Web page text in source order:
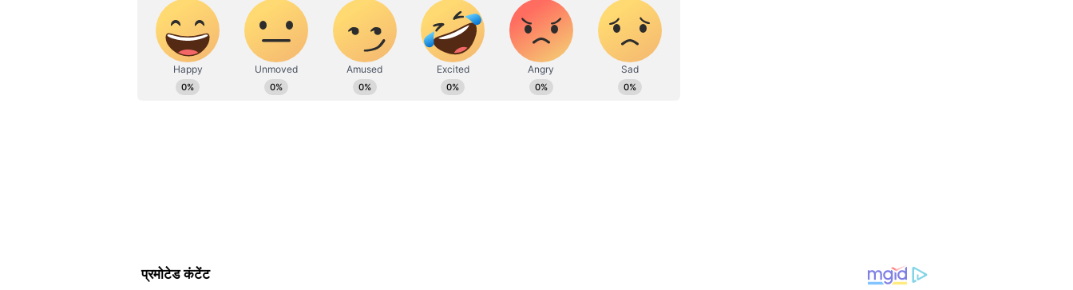
11 अगस्त को रिलीज होगी 'एनिमल'
खैर, फोकस 'एनिमल' पर ही रखते हैं। इस फिल्म का एलान 1 जनवरी 2021 को हुआ था और फिल्म
से रणबीर कपूर का फर्स्ट लुक 1 जनवरी 2023 को जारी किया गया था। इस पोस्टर में रणबीर कपूर
का इंटेंस अवतार देखने को मिल रहा था। रणबीर के मुंह में सिगरेट थी, उन्होंने अपनी कांख में
बन सकी
विषयों पर लिखने में रुचि। उनसे gagan.gurjar@asianetnews.in संपर्क किया जा सकता है।